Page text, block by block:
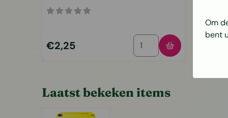
Om
bent
Prijs: 2,25
€2,25 Aantal kiezen voor Sla
Laatst bekeken items